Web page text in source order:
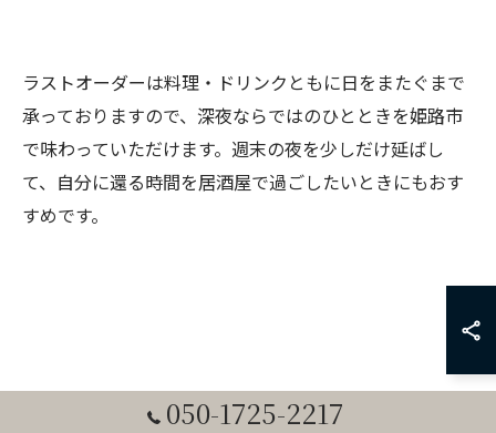
ラストオーダーは料理・ドリンクともに日をまたぐまで
承っておりますので、深夜ならではのひとときを姫路市
で味わっていただけます。週末の夜を少しだけ延ばし
て、自分に還る時間を居酒屋で過ごしたいときにもおす
すめです。
050-1725-2217